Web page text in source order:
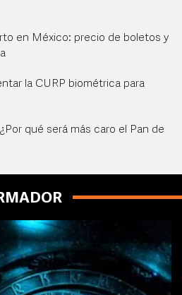
en México: precio de boletos y
la CURP biométrica para
qué será más caro el Pan de